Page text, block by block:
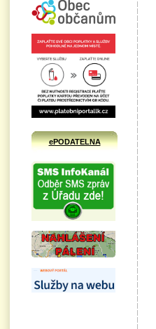
ePODATELNA